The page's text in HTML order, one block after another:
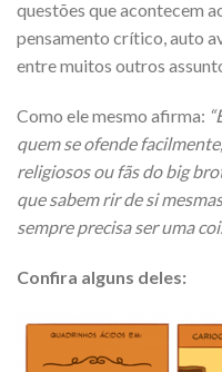
questões que acontecem
pensamento crítico, auto
entre muitos outros
Como ele mesmo afirma:
quem se ofende
religiosos ou fãs do big
que sabem rir de si
sempre precisa ser uma
Confira alguns deles: